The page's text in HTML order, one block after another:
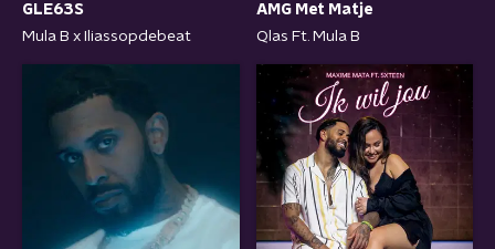
GLE63S
Mula B x Iliassopdebeat
AMG Met Matje
Qlas Ft. Mula B